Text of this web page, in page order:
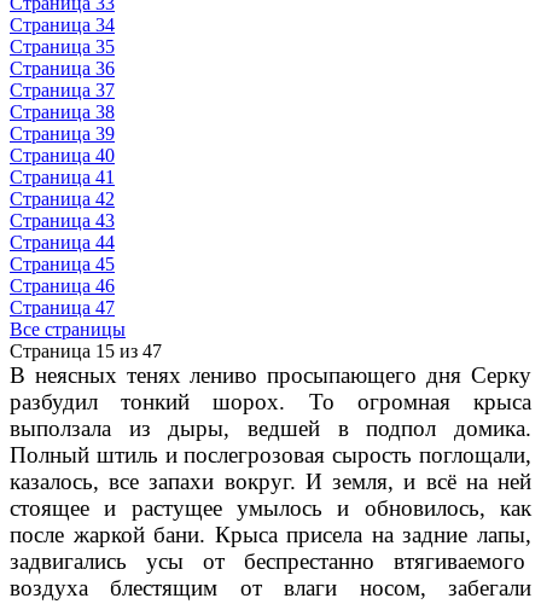
Страница 34
Страница 35
Страница 36
Страница 37
Страница 38
Страница 39
Страница 40
Страница 41
Страница 42
Страница 43
Страница 44
Страница 45
Страница 46
Страница 47
Все страницы
Страница 15 из 47
В неясных тенях лениво просыпающего дня Серку
разбудил тонкий шорох. То огромная крыса
выползала из дыры, ведшей в подпол домика.
Полный штиль и послегрозовая сырость поглощали,
казалось, все запахи вокруг. И земля, и всё на ней
стоящее и растущее умылось и обновилось, как
после жаркой бани. Крыса присела на задние лапы,
задвигались усы от беспрестанно втягиваемого
воздуха блестящим от влаги носом, забегали